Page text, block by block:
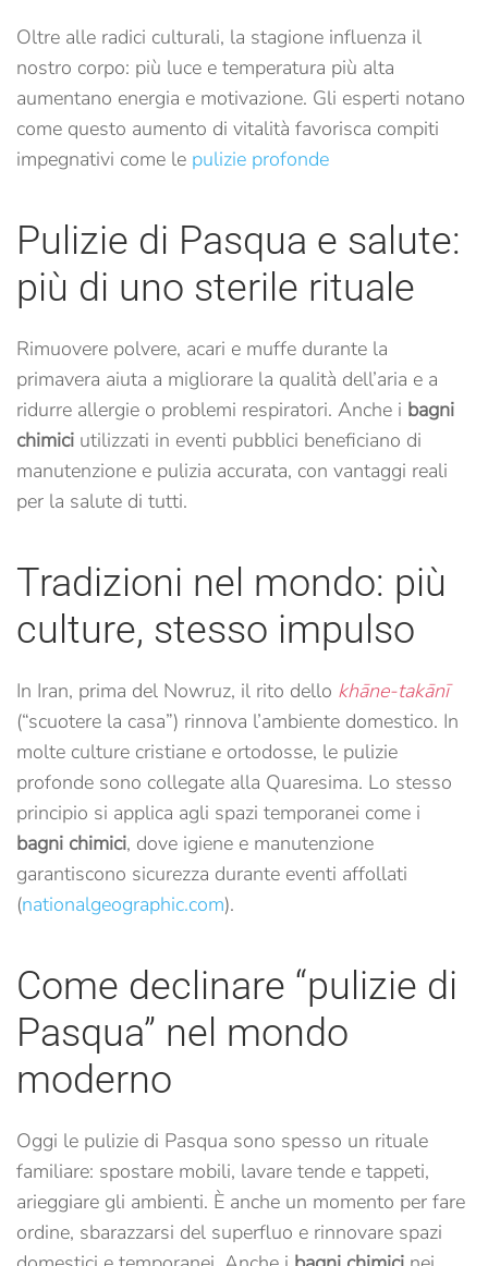
Oltre alle radici culturali, la stagione influenza il
nostro corpo: più luce e temperatura più alta
aumentano energia e motivazione. Gli esperti notano
come questo aumento di vitalità favorisca compiti
impegnativi come le pulizie profonde
Pulizie di Pasqua e salute:
più di uno sterile rituale
Rimuovere polvere, acari e muffe durante la
primavera aiuta a migliorare la qualità dell’aria e a
ridurre allergie o problemi respiratori. Anche i bagni
chimici utilizzati in eventi pubblici beneficiano di
manutenzione e pulizia accurata, con vantaggi reali
per la salute di tutti.
Tradizioni nel mondo: più
culture, stesso impulso
In Iran, prima del Nowruz, il rito dello khāne-takānī
(“scuotere la casa”) rinnova l’ambiente domestico. In
molte culture cristiane e ortodosse, le pulizie
profonde sono collegate alla Quaresima. Lo stesso
principio si applica agli spazi temporanei come i
bagni chimici, dove igiene e manutenzione
garantiscono sicurezza durante eventi affollati
(nationalgeographic.com).
Come declinare “pulizie di
Pasqua” nel mondo
moderno
Oggi le pulizie di Pasqua sono spesso un rituale
familiare: spostare mobili, lavare tende e tappeti,
arieggiare gli ambienti. È anche un momento per fare
ordine, sbarazzarsi del superfluo e rinnovare spazi